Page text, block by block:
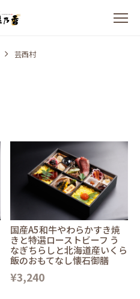
芸西村
国産A5和牛やわらかすき焼
きと特選ローストビーフ う
なぎちらしと北海道産いくら
飯のおもてなし懐石御膳
¥3,240